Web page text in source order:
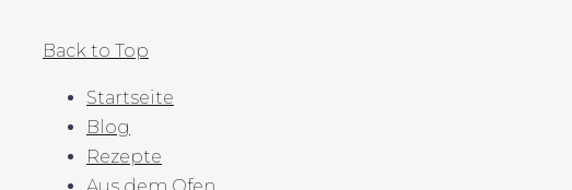
Back to Top
Startseite
Blog
Rezepte